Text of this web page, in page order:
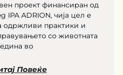
проект финансиран од
IPA ADRION, чија цел е
практики и
со животната
во
Повеќе